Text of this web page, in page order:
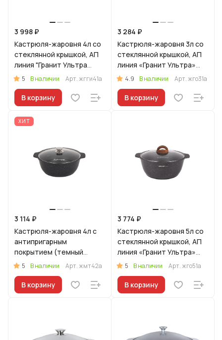
3 998 ₽
Кастрюля-жаровня 4л со
стеклянной крышкой, АП
линия "Гранит Ультра
Индукционная" (синий)
5 В наличии Арт.жгги41а
В корзину
3 284 ₽
Кастрюля-жаровня 3л со
стеклянной крышкой, АП
линия «Гранит Ультра»
(Оригинальный)
4.9 В наличии Арт.жго31а
В корзину
ХИТ
3 114 ₽
Кастрюля-жаровня 4л с
антипригарным
покрытием (темный
мрамор) со стеклянной
5 В наличии Арт.жмт42а
В корзину
3 774 ₽
Кастрюля-жаровня 5л со
стеклянной крышкой, АП
линия «Гранит Ультра»
(Оригинальный)
5 В наличии Арт.жго51а
В корзину